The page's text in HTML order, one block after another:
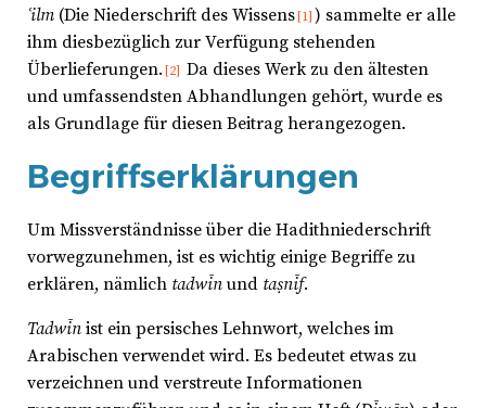
ʿilm (Die Niederschrift des Wissens[1] ) sammelte er alle
ihm diesbezüglich zur Verfügung stehenden
Überlieferungen. [2] Da dieses Werk zu den ältesten
und umfassendsten Abhandlungen gehört, wurde es
als Grundlage für diesen Beitrag herangezogen.
Begriffserklärungen
Um Missverständnisse über die Hadithniederschrift
vorwegzunehmen, ist es wichtig einige Begriffe zu
erklären, nämlich tadwīn und taṣnīf.
Tadwīn ist ein persisches Lehnwort, welches im
Arabischen verwendet wird. Es bedeutet etwas zu
verzeichnen und verstreute Informationen